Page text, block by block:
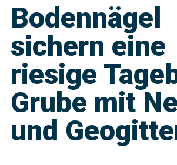
Bodennägel
sichern eine
riesige
Grube mit
und